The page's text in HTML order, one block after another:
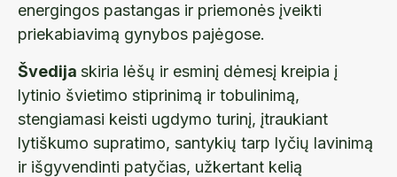
energingos pastangas ir priemonės įveikti
priekabiavimą gynybos pajėgose.
Švedija skiria lėšų ir esminį dėmesį kreipia į
lytinio švietimo stiprinimą ir tobulinimą,
stengiamasi keisti ugdymo turinį, įtraukiant
lytiškumo supratimo, santykių tarp lyčių lavinimą
ir išgyvendinti patyčias, užkertant kelią